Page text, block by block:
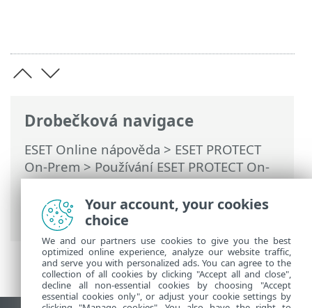
Drobečková navigace
ESET Online nápověda > ESET PROTECT
On-Prem>Používání ESET PROTECT On-
Prem>Hlavní menu ESET PROTECT On-
Prem>Další> Přístupová oprávnění>
Uživatelé
> Vytvoření nativního uživatele
Your account, your cookies
choice
We and our partners use cookies to give you the best
optimized online experience, analyze our website traffic,
and serve you with personalized ads. You can agree to the
collection of all cookies by clicking "Accept all and close",
decline all non-essential cookies by choosing "Accept
essential cookies only", or adjust your cookie settings by